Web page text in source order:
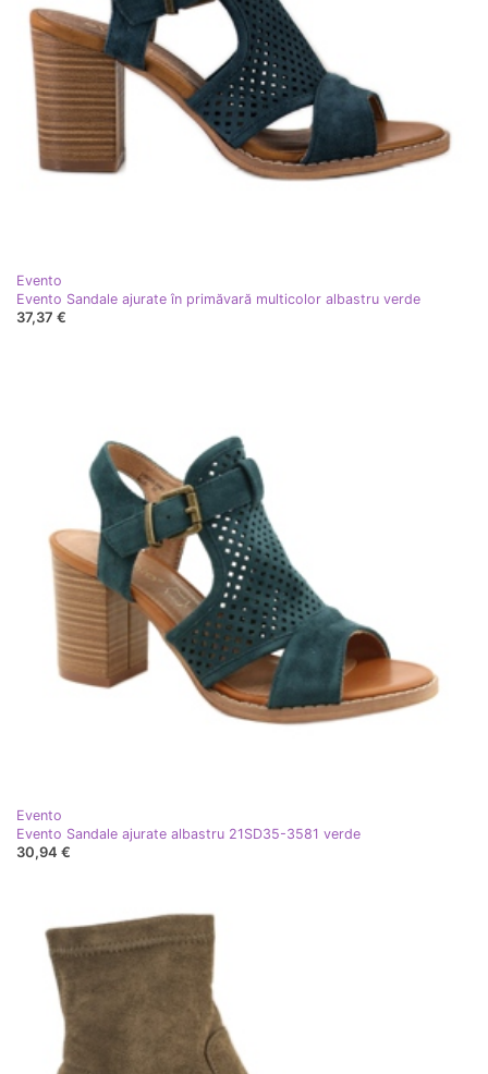
Evento
Evento Sandale ajurate în primăvară multicolor albastru verde
37,37 €
Evento
Evento Sandale ajurate albastru 21SD35-3581 verde
30,94 €